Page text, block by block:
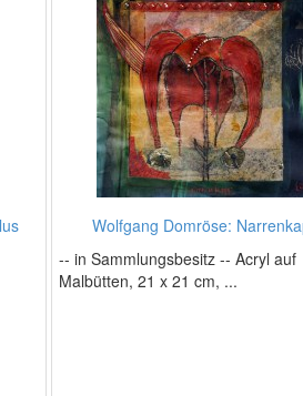
Wolfgang Domröse:
-- in Sammlungsbesitz -- Acryl auf
Malbütten, 21 x 21 cm, ...